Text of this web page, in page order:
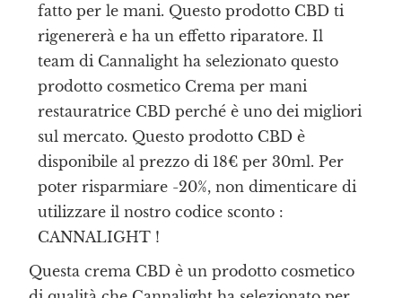
fatto per le mani. Questo prodotto CBD ti
rigenererà e ha un effetto riparatore. Il
team di Cannalight ha selezionato questo
prodotto cosmetico Crema per mani
restauratrice CBD perché è uno dei migliori
sul mercato. Questo prodotto CBD è
disponibile al prezzo di 18€ per 30ml. Per
poter risparmiare -20%, non dimenticare di
utilizzare il nostro codice sconto :
CANNALIGHT !
Questa crema CBD è un prodotto cosmetico